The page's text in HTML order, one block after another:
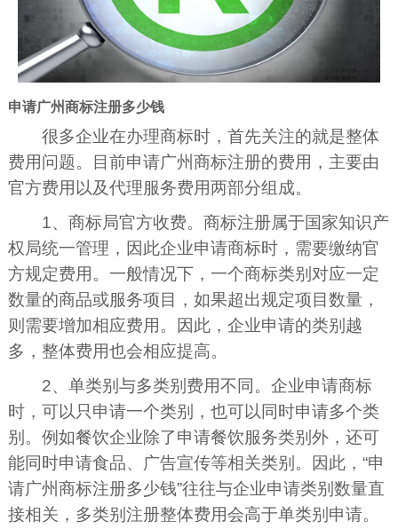
申请广州商标注册多少钱
很多企业在办理商标时，首先关注的就是整体
费用问题。目前申请广州商标注册的费用，主要由
官方费用以及代理服务费用两部分组成。
1、商标局官方收费。商标注册属于国家知识产
权局统一管理，因此企业申请商标时，需要缴纳官
方规定费用。一般情况下，一个商标类别对应一定
数量的商品或服务项目，如果超出规定项目数量，
则需要增加相应费用。因此，企业申请的类别越
多，整体费用也会相应提高。
2、单类别与多类别费用不同。企业申请商标
时，可以只申请一个类别，也可以同时申请多个类
别。例如餐饮企业除了申请餐饮服务类别外，还可
能同时申请食品、广告宣传等相关类别。因此，“申
请广州商标注册多少钱”往往与企业申请类别数量直
接相关，多类别注册整体费用会高于单类别申请。